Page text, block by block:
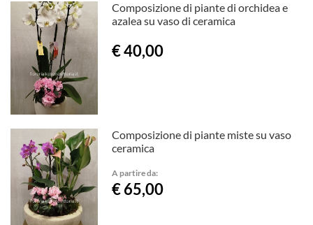
Composizione di piante di orchidea e
azalea su vaso di ceramica
€ 40,00
Composizione di piante miste su vaso
ceramica
A partire da:
€ 65,00